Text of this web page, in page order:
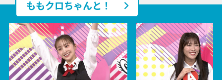
ももクロちゃんと！